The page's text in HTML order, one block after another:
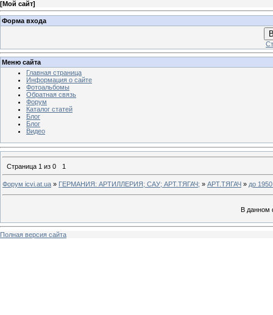
[Мой сайт]
Форма входа
Меню сайта
Главная страница
Информация о сайте
Фотоальбомы
Обратная связь
Форум
Каталог статей
Блог
Блог
Видео
Страница 1 из 0 1
Форум icvi.at.ua » ГЕРМАНИЯ: АРТИЛЛЕРИЯ; САУ; АРТ.ТЯГАЧ; » АРТ.ТЯГАЧ » до 1950
В данном
Полная версия сайта